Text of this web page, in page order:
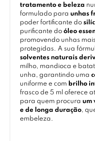
tratamento e beleza
formulado para unhas
poder fortificante do
purificante do óleo
promovendo unhas
protegidas. A sua
solventes naturais
milho, mandioca e
unha, garantindo uma
uniforme e com brilho
frasco de 5 ml oferece
para quem procura um
e de longa duração,
embeleza.